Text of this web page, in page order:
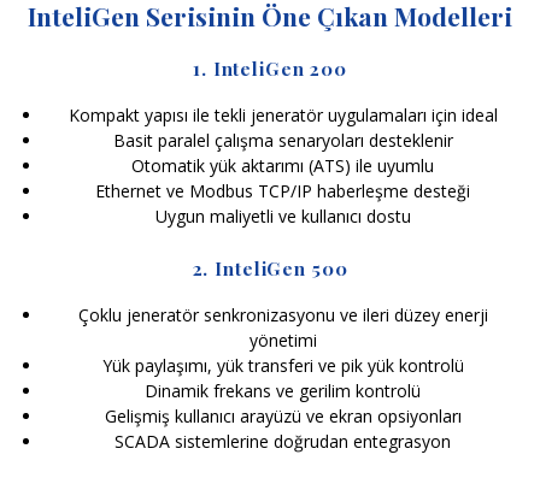
InteliGen Serisinin Öne Çıkan Modelleri
1. InteliGen 200
Kompakt yapısı ile tekli jeneratör uygulamaları için ideal
Basit paralel çalışma senaryoları desteklenir
Otomatik yük aktarımı (ATS) ile uyumlu
Ethernet ve Modbus TCP/IP haberleşme desteği
Uygun maliyetli ve kullanıcı dostu
2. InteliGen 500
Çoklu jeneratör senkronizasyonu ve ileri düzey enerji
yönetimi
Yük paylaşımı, yük transferi ve pik yük kontrolü
Dinamik frekans ve gerilim kontrolü
Gelişmiş kullanıcı arayüzü ve ekran opsiyonları
SCADA sistemlerine doğrudan entegrasyon